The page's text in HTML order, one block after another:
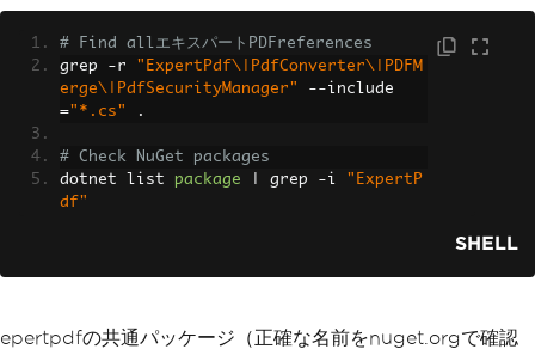
# Find allエキスパートPDFreferences
grep -r
"ExpertPdf\|PdfConverter\|PDFM
erge\|PdfSecurityManager"
--include
="*.cs" .
# Check NuGet packages
dotnet list package grep -i
"ExpertP
df"
SHELL
epertpdfの共通パッケージ（正確な名前をnuget.orgで確認